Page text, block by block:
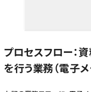
プロセスフロー：
を行う業務（電子